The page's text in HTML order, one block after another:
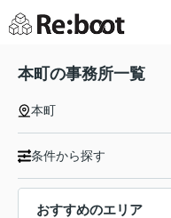
本町の事務所一覧
本町
条件から探す
おすすめのエリア